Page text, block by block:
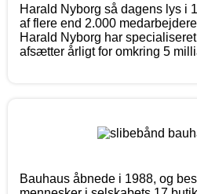
Harald Nyborg så dagens lys i
af flere end 2.000
Harald Nyborg har
afsætter årligt for omkring 5
Bauhaus åbnede i 1988, og